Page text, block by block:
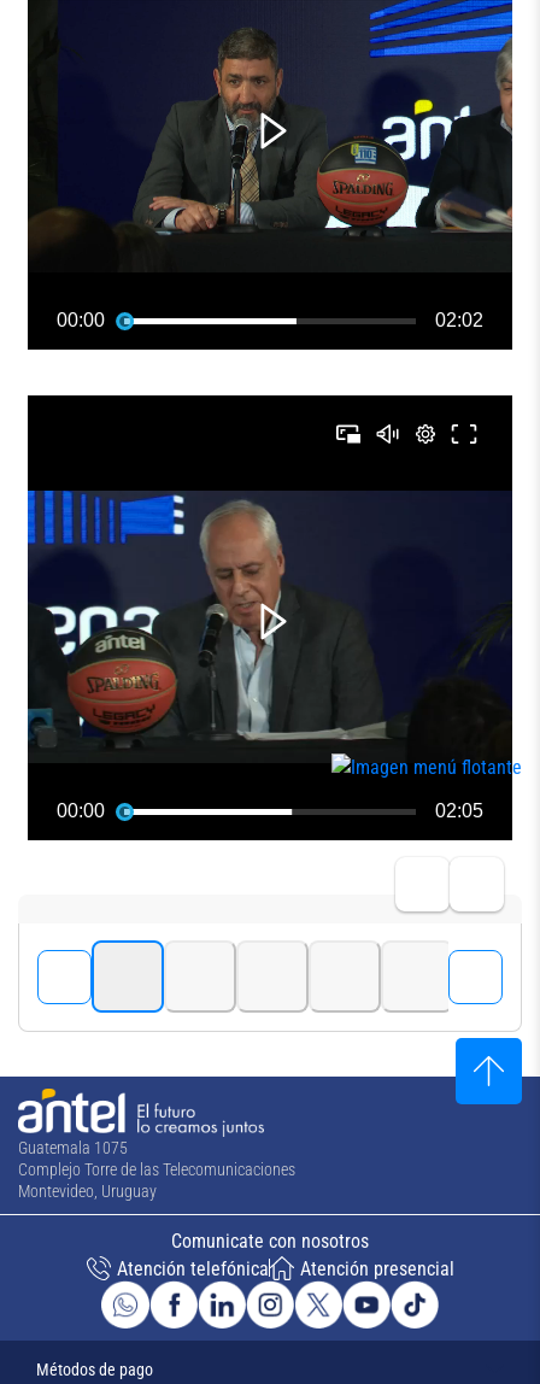
Guatemala 1075
Complejo Torre de las Telecomunicaciones
Montevideo, Uruguay
Comunicate con nosotros
Atención telefónica
Atención presencial
Métodos de pago